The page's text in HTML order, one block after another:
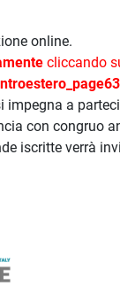
online.
cliccando
impegna a
con congruo
iscritte verrà